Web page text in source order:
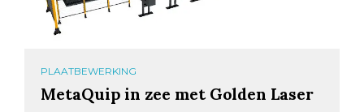
PLAATBEWERKING
MetaQuip in zee met Golden Laser